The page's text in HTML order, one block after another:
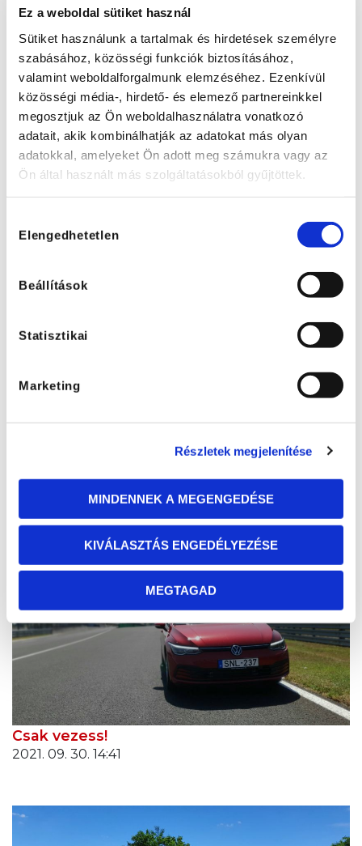
Ez a weboldal sütiket használ
Sütiket használunk a tartalmak és hirdetések személyre
szabásához, közösségi funkciók biztosításához,
valamint weboldalforgalmunk elemzéséhez. Ezenkívül
közösségi média-, hirdető- és elemező partnereinkkel
megosztjuk az Ön weboldalhasználatra vonatkozó
adatait, akik kombinálhatják az adatokat más olyan
adatokkal, amelyeket Ön adott meg számukra vagy az
Ön által használt más szolgáltatásokból gyűjtöttek.
kiválasztása
Elengedhetetlen
Beállítások
Statisztikai
Marketing
Részletek megjelenítése
MINDENNEK A MEGENGEDÉSE
KIVÁLASZTÁS ENGEDÉLYEZÉSE
MEGTAGAD
Új elektromos töltési lehetőség a Tanpályán
Csak vezess!
2021. 09. 30. 14:41